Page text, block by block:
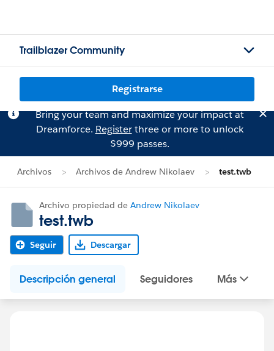
Trailblazer Community
Registrarse
Bring your team and maximize your impact at
Dreamforce. Registerthree or more to unlock
$999 passes.
Archivos Archivos de Andrew Nikolaev test.twb
Archivo propiedad de Andrew Nikolaev
test.twb
Seguir Descargar
Descripción general Seguidores Más